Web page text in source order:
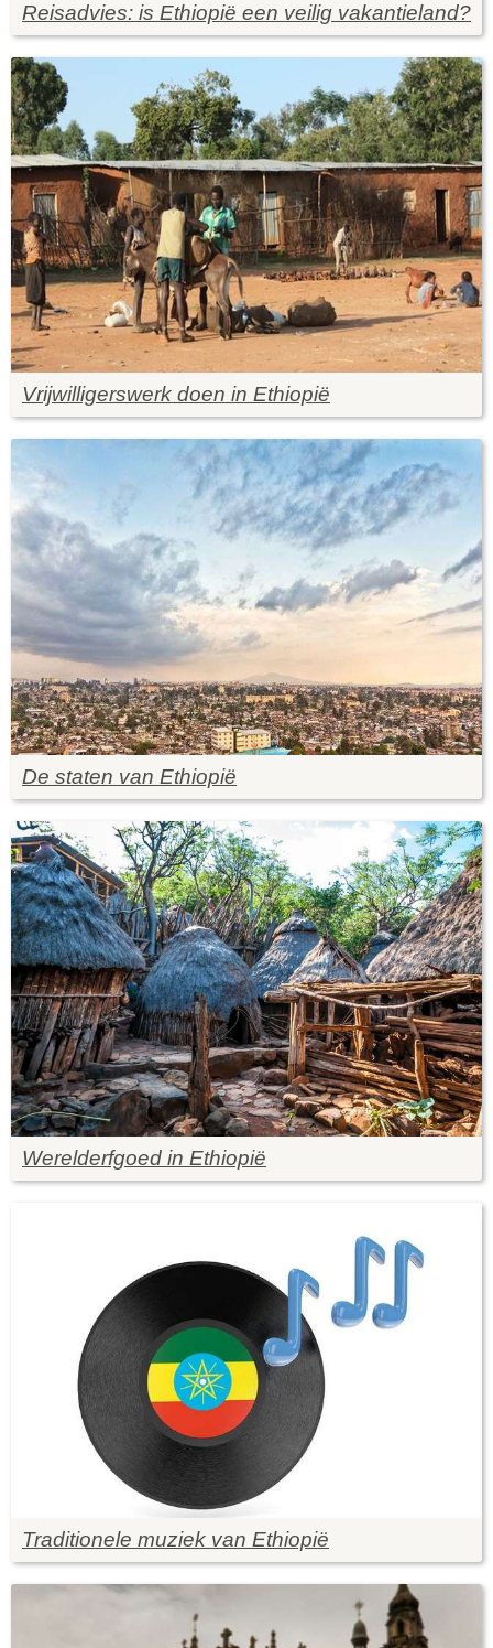
Reisadvies: is Ethiopië een veilig vakantieland?
Vrijwilligerswerk doen in Ethiopië
De staten van Ethiopië
Werelderfgoed in Ethiopië
Traditionele muziek van Ethiopië